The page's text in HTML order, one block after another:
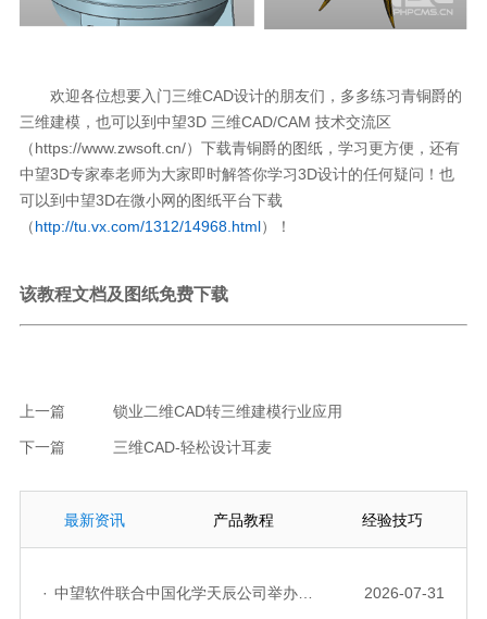
欢迎各位想要入门三维CAD设计的朋友们，多多练习青铜爵的
三维建模，也可以到中望3D 三维CAD/CAM 技术交流区
（https://www.zwsoft.cn/）下载青铜爵的图纸，学习更方便，还有
中望3D专家奉老师为大家即时解答你学习3D设计的任何疑问！也
可以到中望3D在微小网的图纸平台下载
（http://tu.vx.com/1312/14968.html）！
该教程文档及图纸免费下载
上一篇 锁业二维CAD转三维建模行业应用
下一篇 三维CAD-轻松设计耳麦
最新资讯 产品教程 经验技巧
· 中望软件联合中国化学天辰公司举办“走进标杆企业”研讨会，共探流程工业数字化创新实践 2026-07-31